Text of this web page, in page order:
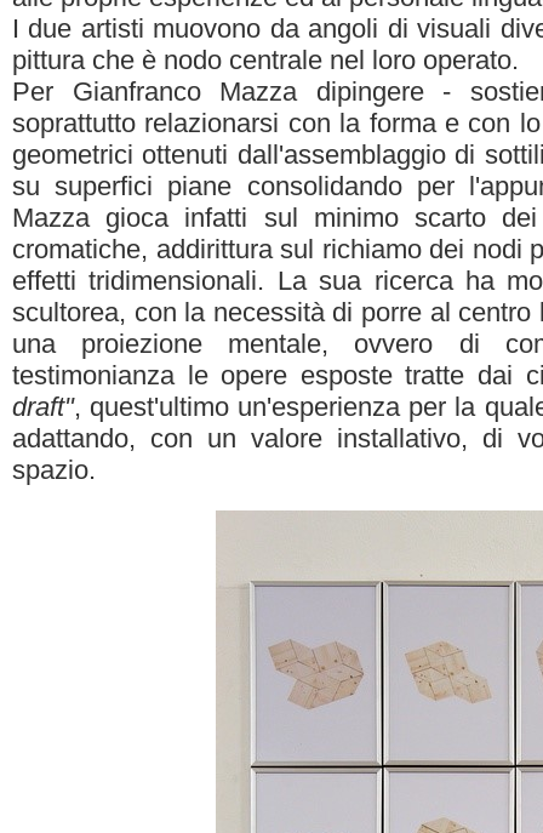
I due artisti muovono da angoli di visuali
pittura che è nodo centrale nel loro operato.
Per Gianfranco Mazza dipingere -
soprattutto relazionarsi con la forma e con
geometrici ottenuti dall'assemblaggio di
su superfici piane consolidando per
Mazza gioca infatti sul minimo scarto
cromatiche, addirittura sul richiamo dei nodi
effetti tridimensionali. La sua ricerca ha
scultorea, con la necessità di porre al
una proiezione mentale, ovvero di
testimonianza le opere esposte tratte dai
draft", quest'ultimo un'esperienza per la
adattando, con un valore installativo, di
spazio.